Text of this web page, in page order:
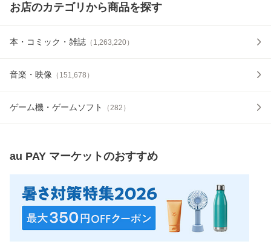
お店のカテゴリから商品を探す
本・コミック・雑誌 （ 1,263,220）
音楽・映像 （ 151,678 ）
ゲーム機・ゲームソフト （282 ）
au PAY マーケットのおすすめ